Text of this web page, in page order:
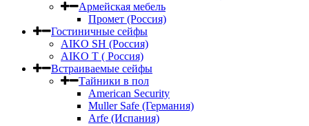
Армейская мебель
Промет (Россия)
Гостиничные сейфы
AIKO SH (Россия)
AIKO Т ( Россия)
Встраиваемые сейфы
Тайники в пол
American Security
Muller Safe (Германия)
Arfe (Испания)